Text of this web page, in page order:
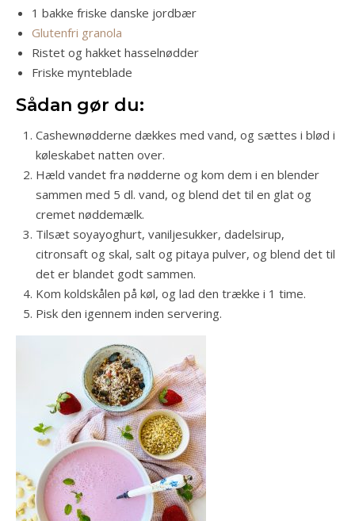
1 bakke friske danske jordbær
Glutenfri granola
Ristet og hakket hasselnødder
Friske mynteblade
Sådan gør du:
Cashewnødderne dækkes med vand, og sættes i blød i
køleskabet natten over.
Hæld vandet fra nødderne og kom dem i en blender
sammen med 5 dl. vand, og blend det til en glat og
cremet nøddemælk.
Tilsæt soyayoghurt, vaniljesukker, dadelsirup,
citronsaft og skal, salt og pitaya pulver, og blend det til
det er blandet godt sammen.
Kom koldskålen på køl, og lad den trække i 1 time.
Pisk den igennem inden servering.